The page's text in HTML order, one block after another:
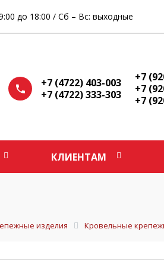
до 18:00 / Сб – Вс: выходные
+7 (4722) 403-003
+7 (4722) 333-303
+7
+7
+7
КЛИЕНТАМ
изделия Кровельные